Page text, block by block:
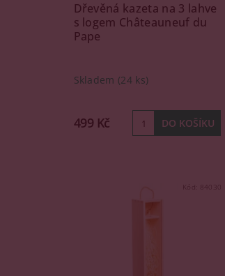
Dřevěná kazeta na 3 lahve
s logem Châteauneuf du
Pape
Skladem (24 ks)
499 Kč
Kód: 84030